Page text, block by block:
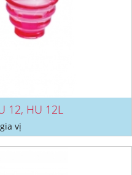
12, HU 12L
vị